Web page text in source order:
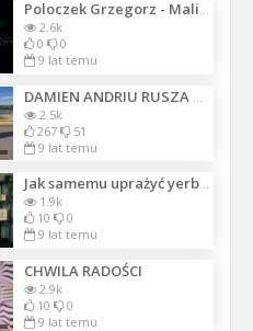
Poloczek Grzegorz - Malinkonija - koncert_Lista_1992
2.6k
0
0
9 lat temu
2.5k
267
51
9 lat temu
Jak samemu uprażyć yerba mate?
1.9k
10
0
9 lat temu
CHWILA RADOŚCI
2.9k
10
0
9 lat temu